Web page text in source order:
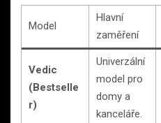
Model
Hlavní
zaměření
Vedic
(Bestselle
r)
Univerzální
model pro
domy a
kanceláře.